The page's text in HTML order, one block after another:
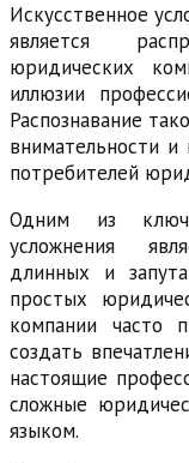
Искусственное
является
юридических
иллюзии
Распознавание
внимательности
потребителей
Одним из
усложнения
длинных и
простых
компании часто
создать
настоящие
сложные
языком.